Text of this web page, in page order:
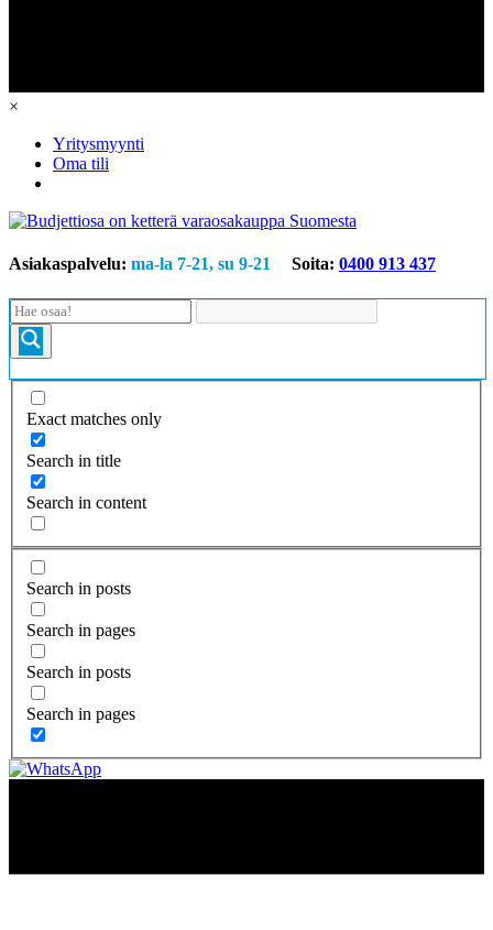
×
Yritysmyynti
Oma tili
Asiakaspalvelu: ma-la 7-21, su 9-21 Soita: 0400 913 437
Exact matches only
Search in title
Search in content
Search in posts
Search in pages
Search in posts
Search in pages